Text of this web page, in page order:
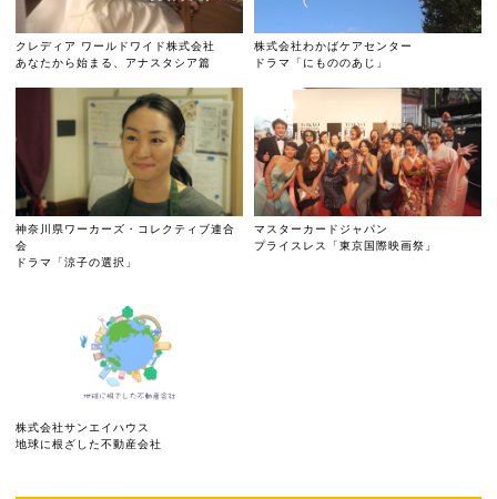
クレディア ワールドワイド株式会社
あなたから始まる、アナスタシア篇
株式会社わかばケアセンター
ドラマ「にもののあじ」
神奈川県ワーカーズ・コレクティブ連合
会
ドラマ「涼子の選択」
マスターカードジャパン
プライスレス「東京国際映画祭」
株式会社サンエイハウス
地球に根ざした不動産会社